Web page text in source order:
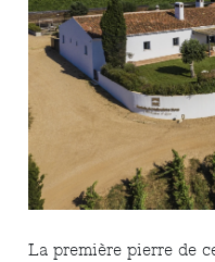
La première pierre de